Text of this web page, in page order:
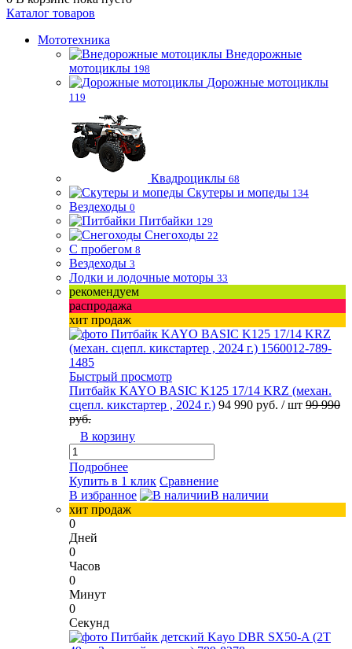
Каталог товаров
Мототехника
Внедорожные
мотоциклы 198
Дорожные мотоциклы
119
Квадроциклы 68
Скутеры и мопеды 134
Вездеходы 0
Питбайки 129
Снегоходы 22
С пробегом 8
Вездеходы 3
Лодки и лодочные моторы 33
рекомендуем
распродажа
хит продаж
Быстрый просмотр
Питбайк KAYO BASIC K125 17/14 KRZ (механ.
сцепл. кикстартер , 2024 г.) 94 990 руб. / шт 99 990
руб.
В корзину
Подробнее
Купить в 1 клик Сравнение
В избранное
В наличии
хит продаж
0
Дней
0
Часов
0
Минут
0
Секунд